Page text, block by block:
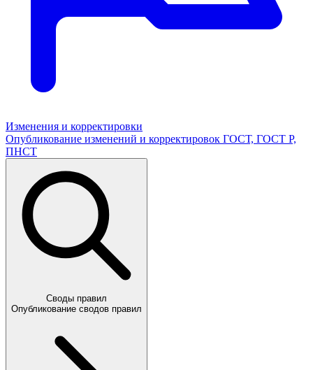
Изменения и корректировки
Опубликование изменений и корректировок ГОСТ, ГОСТ Р,
ПНСТ
Своды правил
Опубликование сводов правил